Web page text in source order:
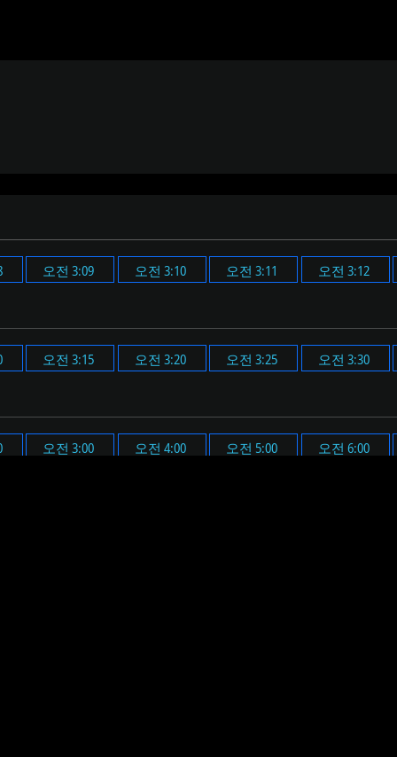
오전 3:09 오전 3:10 오전 3:11 오전 3:12
오전 3:15 오전 3:20 오전 3:25 오전 3:30
오전 3:00 오전 4:00 오전 5:00 오전 6:00